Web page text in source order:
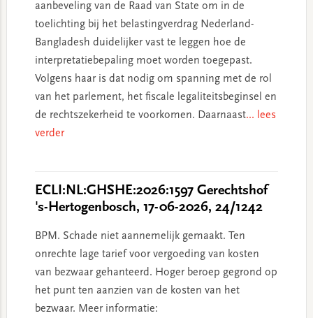
aanbeveling van de Raad van State om in de
toelichting bij het belastingverdrag Nederland-
Bangladesh duidelijker vast te leggen hoe de
interpretatiebepaling moet worden toegepast.
Volgens haar is dat nodig om spanning met de rol
van het parlement, het fiscale legaliteitsbeginsel en
de rechtszekerheid te voorkomen. Daarnaast... lees
verder
ECLI:NL:GHSHE:2026:1597 Gerechtshof
's-Hertogenbosch, 17-06-2026, 24/1242
BPM. Schade niet aannemelijk gemaakt. Ten
onrechte lage tarief voor vergoeding van kosten
van bezwaar gehanteerd. Hoger beroep gegrond op
het punt ten aanzien van de kosten van het
bezwaar. Meer informatie: